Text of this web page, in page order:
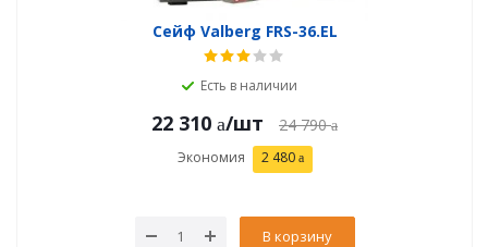
Сейф Valberg FRS-36.EL
Есть в наличии
22 310 /шт 24 790
Экономия 2 480
В корзину